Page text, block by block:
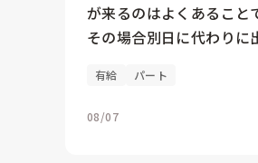
が来るのはよくあること
その場合別日に代わりに
有給 パート
08/07